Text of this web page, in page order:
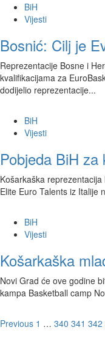
BiH
Vijesti
Bosnić: Cilj je
Reprezentacije Bosne i
kvalifikacijama za
dodijelio reprezentacije...
BiH
Vijesti
Pobjeda BiH
Košarkaška
Elite Euro Talents iz Italije
BiH
Vijesti
Košarkaška
Novi Grad će ove godine
kampa Basketball camp
Posts
Previous 1 … 340 341 342